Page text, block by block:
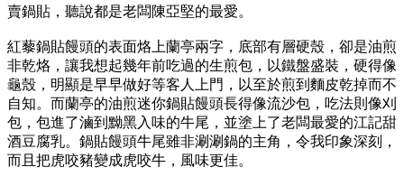
賣鍋貼，聽說都是老闆陳亞堅的最愛。
紅藜鍋貼饅頭的表面烙上蘭亭兩字，底部有層硬殼，卻是油煎
非乾烙，讓我想起幾年前吃過的生煎包，以鐵盤盛裝，硬得像
龜殼，明顯是早早做好等客人上門，以至於煎到麵皮乾掉而不
自知。而蘭亭的油煎迷你鍋貼饅頭長得像流沙包，吃法則像刈
包，包進了滷到黝黑入味的牛尾，並塗上了老闆最愛的江記甜
酒豆腐乳。鍋貼饅頭牛尾雖非涮涮鍋的主角，令我印象深刻，
而且把虎咬豬變成虎咬牛，風味更佳。